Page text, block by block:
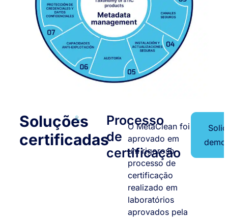
Soluções
certificadas
Processo
de
certificação
O MetaClean foi
aprovado em
um rigoroso
processo de
certificação
realizado em
laboratórios
aprovados pela